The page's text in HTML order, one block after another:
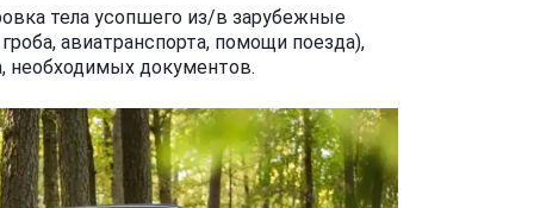
тела усопшего из/в зарубежные
авиатранспорта, помощи поезда),
необходимых документов.